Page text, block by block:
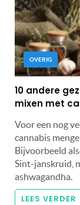
OVERIG
10 andere
mixen met
Voor een nog
cannabis
Bijvoorbeeld
Sint-janskruid,
ashwagandha.
LEES VERDER